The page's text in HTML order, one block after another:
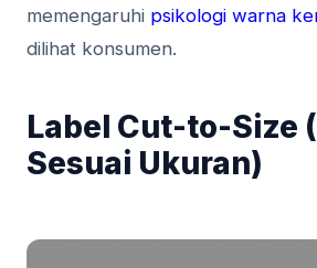
memengaruhi psikologi warna
dilihat konsumen.
Label Cut-to-Size
Sesuai Ukuran)